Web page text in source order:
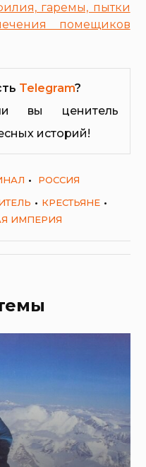
гаремы, пытки
помещиков
Telegram?
вы ценитель
историй!
РОССИЯ
КРЕСТЬЯНЕ
ИМПЕРИЯ